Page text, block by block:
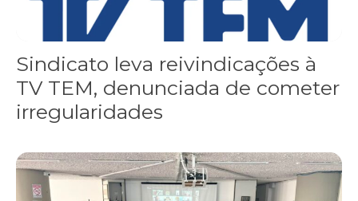
Sindicato leva reivindicações à
TV TEM, denunciada de cometer
irregularidades
FNDC aprova plataforma de 20 pontos para as eleições 2026